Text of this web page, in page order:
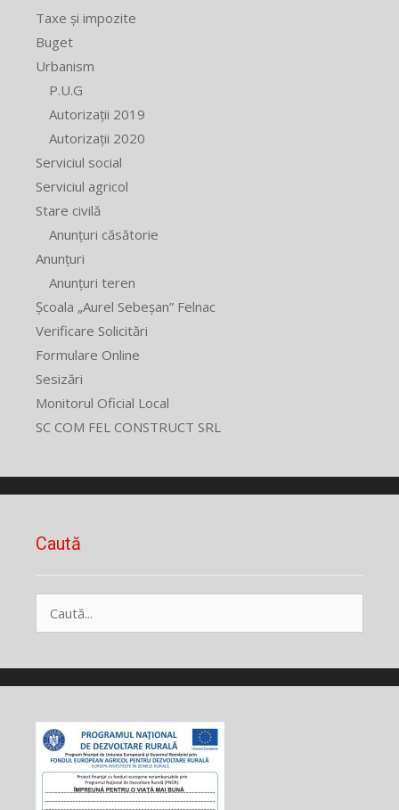
Taxe și impozite
Buget
Urbanism
P.U.G
Autorizații 2019
Autorizații 2020
Serviciul social
Serviciul agricol
Stare civilă
Anunțuri căsătorie
Anunțuri
Anunțuri teren
Școala „Aurel Sebeșan” Felnac
Verificare Solicitări
Formulare Online
Sesizări
Monitorul Oficial Local
SC COM FEL CONSTRUCT SRL
Caută
după: